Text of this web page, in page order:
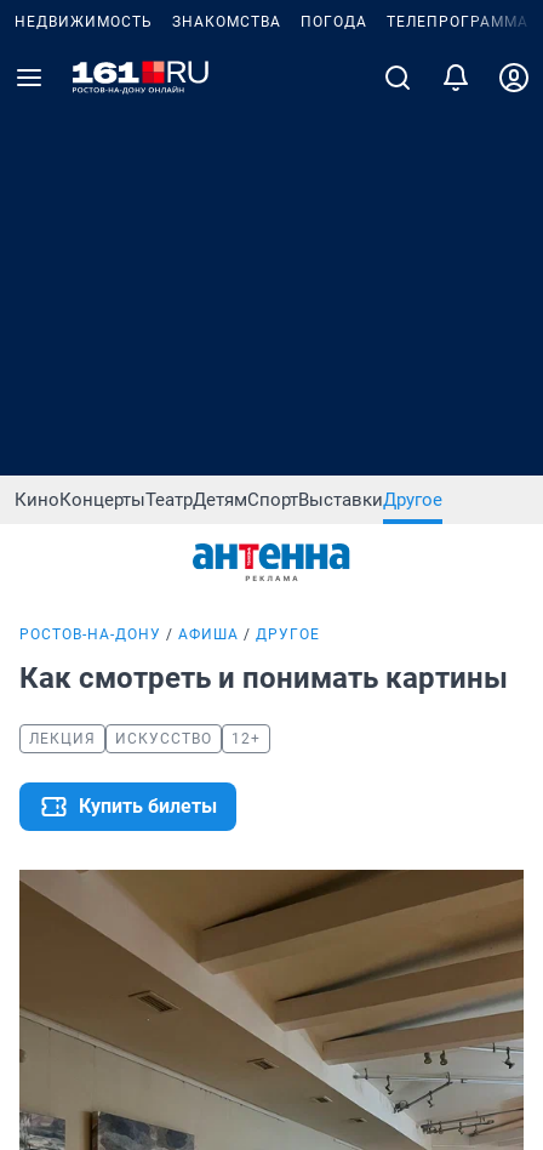
НЕДВИЖИМОСТЬ ЗНАКОМСТВА ПОГОДА ТЕЛЕПРОГРАММА
КиноКонцертыТеатрДетямСпортВыставкиДругое
РОСТОВ-НА-ДОНУ АФИША ДРУГОЕ
Как смотреть и понимать картины
ЛЕКЦИЯ ИСКУССТВО 12+
Купить билеты